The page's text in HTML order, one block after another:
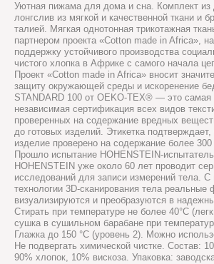
Уютная пижама для дома и сна. Комплект из
лонгслив из мягкой и качественной ткани и
талией. Мягкая однотонная трикотажная
партнером проекта «Cotton made in Africa»,
поддержку устойчивого производства
чистого хлопка в Африке с самого начала
Проект «Cotton made in Africa» вносит
защиту окружающей среды и искоренение
STANDARD 100 от OEKO-TEX® — это самая
независимая сертификация всех видов
проверенных на содержание вредных
до готовых изделий. Этикетка подтверждает,
изделие проверено на содержание более
Прошло испытание HOHENSTEIN-
HOHENSTEIN уже около 60 лет проводит
исследований для записи измерений тела.
технологии 3D-сканирования тела
визуализируются и преобразуются в
Стирать при температуре не более 40°C
сушка в сушильном барабане при
Глажка до 150 °C (уровень 2). Можно
Не подвергать химической чистке. Состав:
90% хлопок, 10% вискоза. Упаковка: